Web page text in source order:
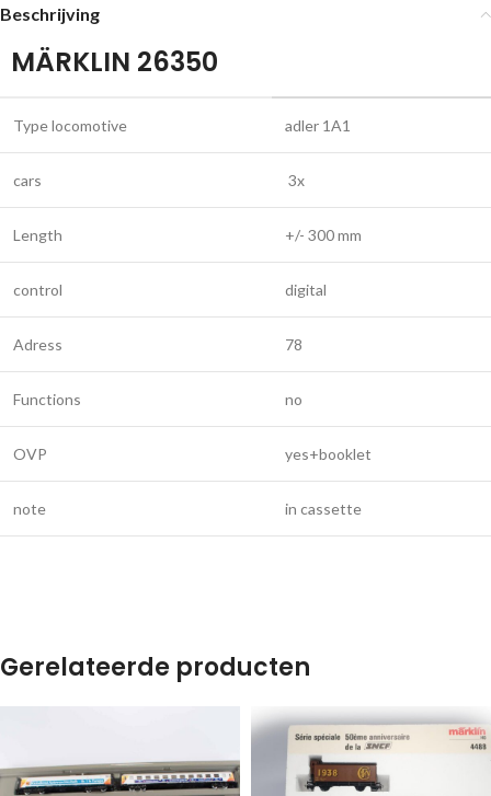
Beschrijving
MÄRKLIN 26350
Type locomotive adler 1A1
cars 3x
Length +/- 300 mm
control digital
Adress 78
Functions no
OVP yes+booklet
note in cassette
Gerelateerde producten